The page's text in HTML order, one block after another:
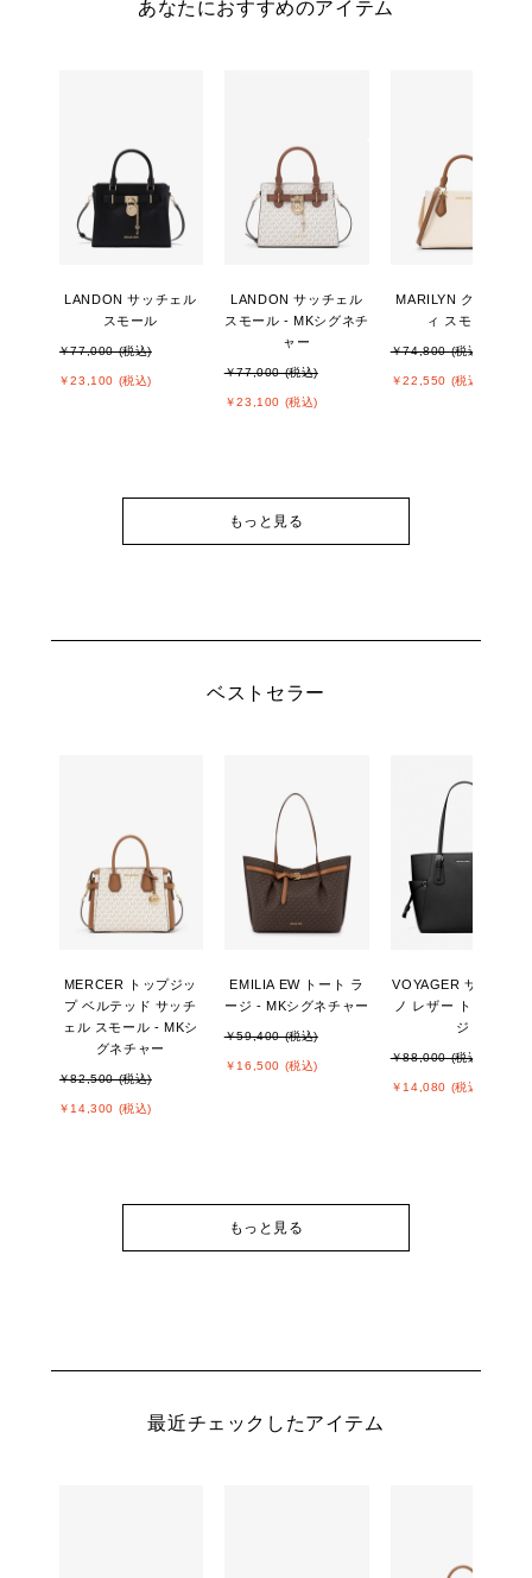
あなたにおすすめのアイテム
LANDON サッチェル
スモール
￥77,000 (税込)
￥23,100 (税込)
LANDON サッチェル
スモール - MKシグネチ
ャー
￥77,000 (税込)
￥23,100 (税込)
MARILYN クロスボデ
ィ スモール
￥74,800 (税込)
￥22,550 (税込)
もっと見る
ベストセラー
MERCER トップジッ
プ ベルテッド サッチ
ェル スモール - MKシ
グネチャー
￥82,500 (税込)
￥14,300 (税込)
EMILIA EW トート ラ
ージ - MKシグネチャー
￥59,400 (税込)
￥16,500 (税込)
VOYAGER サフィア
ノ レザー トート ラー
ジ
￥88,000 (税込)
￥14,080 (税込)
もっと見る
最近チェックしたアイテム